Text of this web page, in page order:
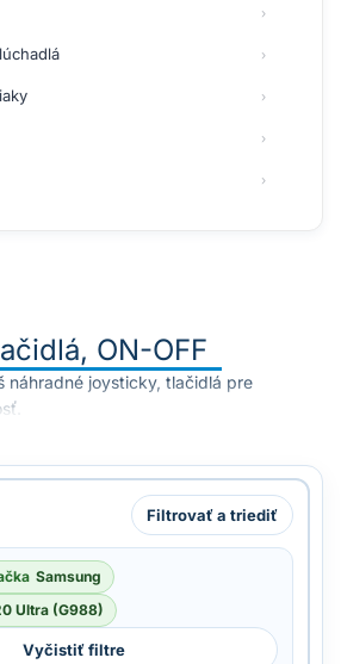
ON-OFF
náhradné joysticky, tlačidlá pre
Filtrovať a triediť
Samsung
Ultra (G988)
Vyčistiť filtre